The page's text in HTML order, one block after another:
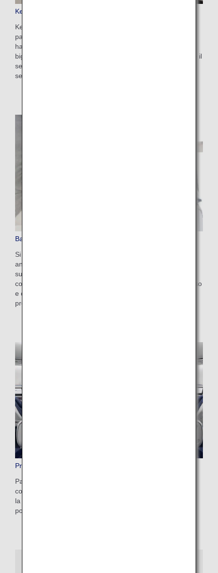
Keep My Fare
Keep My Fare è un pratico servizio che consente ai
passeggeri di mantenere la tariffa e la prenotazione se
hanno bisogno di più tempo per decidere l'acquisto dei
biglietti (fino a 72 ore prima dell'emissione). Puoi richiedere il
servizio dalla schermata di pagamento dopo aver
selezionato il volo e la tariffa desiderati.
Bagaglio extra prepagato
Si tratta di un comodo servizio che ti consente di pagare in
anticipo sul sito web ANA il sovrapprezzo per i bagagli che
superano la franchigia bagaglio in stiva gratuita. Il costo è
compreso tra 100 e 200 $ a seconda delle limitazioni di peso
e delle destinazioni di viaggio. Richiedilo online dopo aver
prenotato il tuo volo.
Prenotazione anticipata a pagamento del posto a sedere
Paga un piccolo costo e prenota in anticipo un posto lato
corridoio o finestrino, un posto comodamente situato verso
la parte anteriore dell'aeromobile o uno dei nostri popolari
posti con spazio extra per le gambe.